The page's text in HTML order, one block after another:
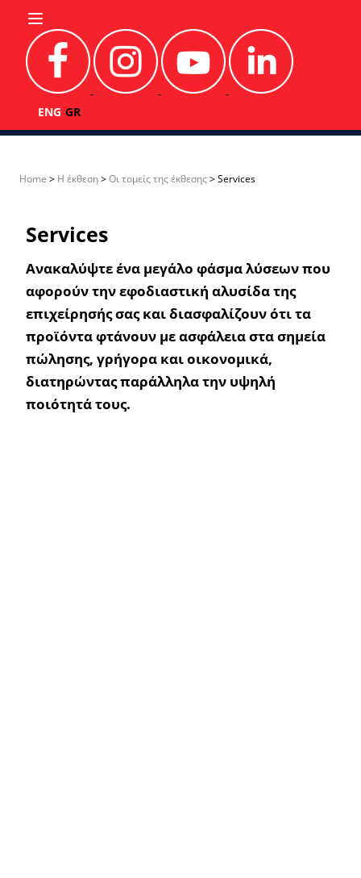
Skip to content
ENG GR
Λίστα Εκθετών 2025 Τι είπαν για εμάς
Home > H έκθεση>Οι τομείς της έκθεσης>Services
Services
Aνακαλύψτε ένα μεγάλο φάσμα λύσεων που
αφορούν την εφοδιαστική αλυσίδα της
επιχείρησής σας και διασφαλίζουν ότι τα
προϊόντα φτάνουν με ασφάλεια στα σημεία
πώλησης, γρήγορα και οικονομικά,
διατηρώντας παράλληλα την υψηλή
ποιότητά τους.